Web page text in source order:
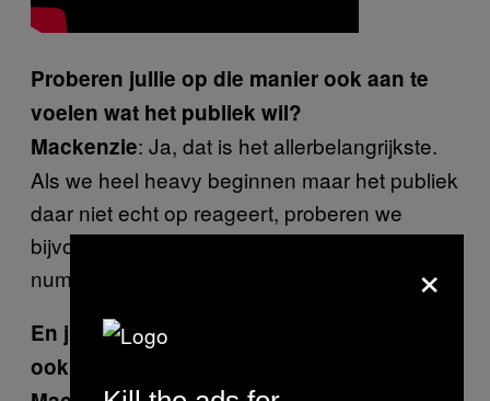
Proberen jullie op die manier ook aan te
voelen wat het publiek wil?
Mackenzie: Ja, dat is het allerbelangrijkste.
Als we heel heavy beginnen maar het publiek
daar niet echt op reageert, proberen we
bijvoorbeeld daarna wat toegankelijkere
nummers te spelen.
En jullie hebben met vijf albums natuurlijk
ook genoeg te kiezen.
×